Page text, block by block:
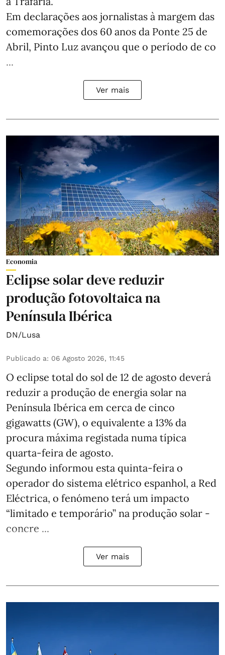
Em declarações aos jornalistas à margem das
comemorações dos 60 anos da Ponte 25 de
Abril, Pinto Luz avançou que o período de co
...
Ver mais
Economia
Eclipse solar deve reduzir
produção fotovoltaica na
Península Ibérica
DN/Lusa
Publicado a: 06 Agosto 2026, 11:45
O eclipse total do sol de 12 de agosto deverá
reduzir a produção de energia solar na
Península Ibérica em cerca de cinco
gigawatts (GW), o equivalente a 13% da
procura máxima registada numa típica
quarta-feira de agosto.
Segundo informou esta quinta-feira o
operador do sistema elétrico espanhol, a Red
Eléctrica, o fenómeno terá um impacto
“limitado e temporário” na produção solar -
concre ...
Ver mais